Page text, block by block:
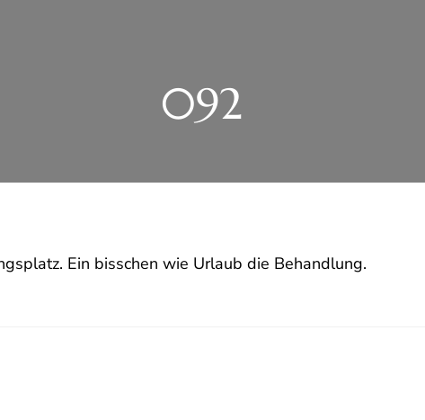
092
Ein bisschen wie Urlaub die Behandlung.